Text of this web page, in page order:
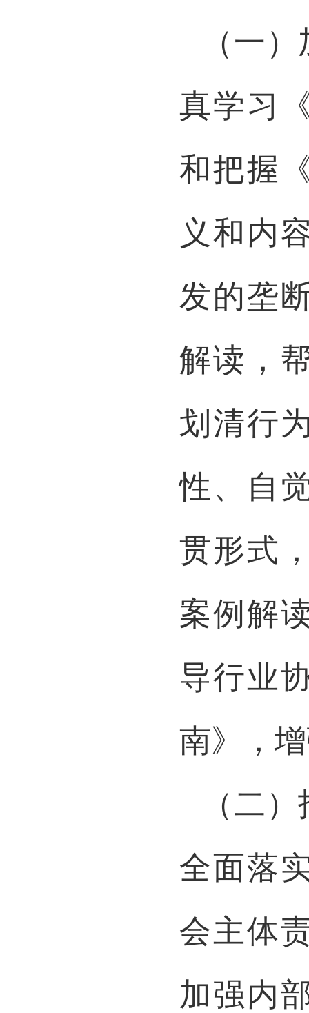
（一
真学习
和把握
义和内
发的垄
解读，
划清行
性、自
贯形式
案例解
导行业
南》，
（二
全面落
会主体
加强内